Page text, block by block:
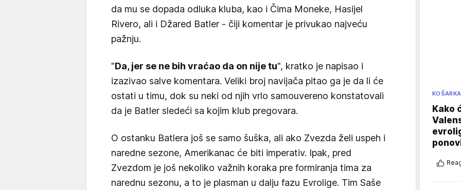
da mu se dopada odluka kluba, kao i Čima Moneke, Hasijel
Rivero, ali i Džared Batler - čiji komentar je privukao najveću
pažnju.
"Da, jer se ne bih vraćao da on nije tu", kratko je napisao i
izazivao salve komentara. Veliki broj navijača pitao ga je da li će
ostati u timu, dok su neki od njih vrlo samouvereno konstatovali
da je Batler sledeći sa kojim klub pregovara.
O ostanku Batlera još se samo šuška, ali ako Zvezda želi uspeh i
naredne sezone, Amerikanac će biti imperativ. Ipak, pred
Zvezdom je još nekoliko važnih koraka pre formiranja tima za
narednu sezonu, a to je plasman u dalju fazu Evrolige. Tim Saše
KOŠARKA
Kako